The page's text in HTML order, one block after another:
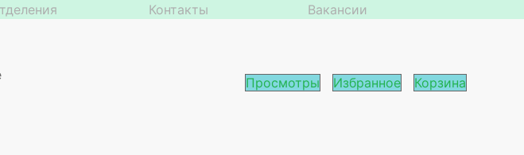
Контакты Вакансии
Просмотры Избранное Корзина